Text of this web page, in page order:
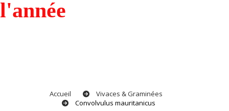
l'année
Accueil
Vivaces & Graminées
Convolvulus mauritanicus